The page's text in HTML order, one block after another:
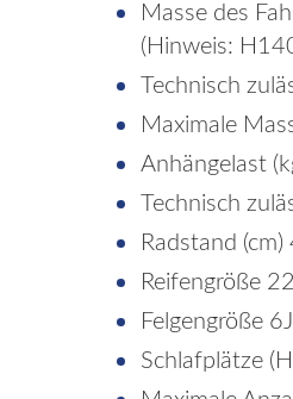
Masse des
(Hinweis:
Technisch
Maximale
Anhängelast
Technisch
Radstand (cm)
Reifengröße
Felgengröße
Schlafplätze